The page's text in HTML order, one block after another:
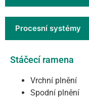
Procesní systémy
Stáčecí ramena
Vrchní plnění
Spodní plnění